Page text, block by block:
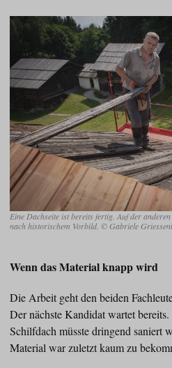
Eine Dachseite ist bereits fertig. Auf der
nach historischem Vorbild. © Gabriele
Wenn das Material knapp wird
Die Arbeit geht den beiden
Der nächste Kandidat wartet
Schilfdach müsste dringend saniert
Material war zuletzt kaum zu